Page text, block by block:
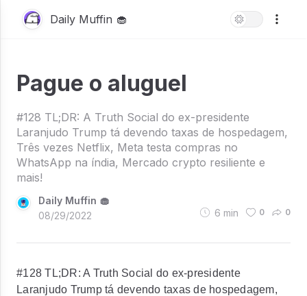
Daily Muffin 🧁
Pague o aluguel
#128 TL;DR: A Truth Social do ex-presidente
Laranjudo Trump tá devendo taxas de hospedagem,
Três vezes Netflix, Meta testa compras no
WhatsApp na índia, Mercado crypto resiliente e
mais!
Daily Muffin 🧁
08/29/2022
6 min 0 0
#128 TL;DR: A Truth Social do ex-presidente
Laranjudo Trump tá devendo taxas de hospedagem,